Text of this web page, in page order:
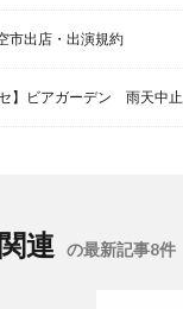
市出店・出演規約
】ビアガーデン 雨天中止
連 の最新記事8件